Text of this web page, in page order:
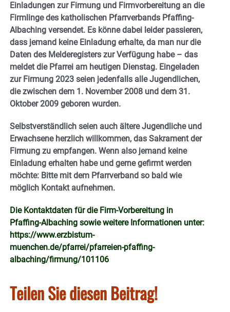
Einladungen zur Firmung und Firmvorbereitung an die
Firmlinge des katholischen Pfarrverbands Pfaffing-
Albaching versendet. Es könne dabei leider passieren,
dass jemand keine Einladung erhalte, da man nur die
Daten des Melderegisters zur Verfügung habe – das
meldet die Pfarrei am heutigen Dienstag. Eingeladen
zur Firmung 2023 seien jedenfalls alle Jugendlichen,
die zwischen dem 1. November 2008 und dem 31.
Oktober 2009 geboren wurden.
Selbstverständlich seien auch ältere Jugendliche und
Erwachsene herzlich willkommen, das Sakrament der
Firmung zu empfangen. Wenn also jemand keine
Einladung erhalten habe und gerne gefirmt werden
möchte: Bitte mit dem Pfarrverband so bald wie
möglich Kontakt aufnehmen.
Die Kontaktdaten für die Firm-Vorbereitung in
Pfaffing-Albaching sowie weitere Informationen unter:
https://www.erzbistum-
muenchen.de/pfarrei/pfarreien-pfaffing-
albaching/firmung/101106
Teilen Sie diesen Beitrag!